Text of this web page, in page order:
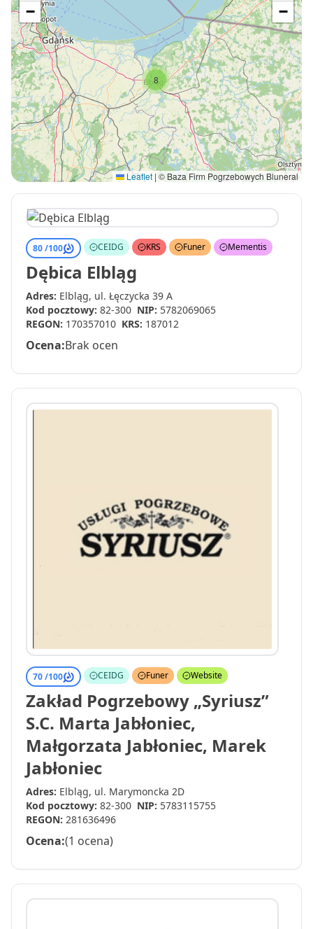
8
−
−
Leaflet | © Baza Firm Pogrzebowych Bluneral
80 /100 CEIDG KRS Funer Mementis
Dębica Elbląg
Adres: Elbląg, ul. Łęczycka 39 A
Kod pocztowy: 82-300 NIP: 5782069065
REGON: 170357010 KRS: 187012
Ocena:Brak ocen
70 /100 CEIDG Funer Website
Zakład Pogrzebowy „Syriusz”
S.C. Marta Jabłoniec,
Małgorzata Jabłoniec, Marek
Jabłoniec
Adres: Elbląg, ul. Marymoncka 2D
Kod pocztowy: 82-300 NIP: 5783115755
REGON: 281636496
Ocena:(1 ocena)